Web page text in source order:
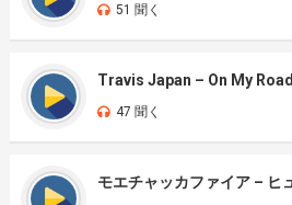
51 聞く
Travis Japan – On My Road
47 聞く